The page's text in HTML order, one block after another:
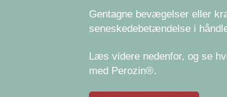
Gentagne bevægelser eller
seneskedebetændelse i
Læs videre nedenfor, og se
med Perozin®.